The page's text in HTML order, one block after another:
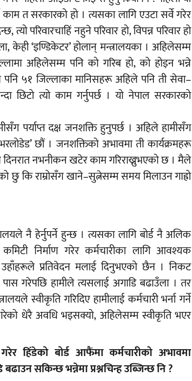
त सरकारको हो । त्यसका लागि एउटा सर्वे गरेर
परिवारचाहिं नहुने परिवार हो, विपन्न परिवार हो
केही ‘इण्डिकेटर’ होलान् मन्त्रालयका । अहिलेसम्म
अहिलेसम्म पनि को गरिब हो, को होइन भन्ने
५१ जिल्लाका मानिसहरू अहिले पनि ती सेवा–
छिटो त्यो काम गर्नुपर्छ । यो नेपाल सरकारको
पर्याप्त दक्ष जनशक्ति हुनुपर्छ । अहिले हामीसँग
छौं । जनशक्तिको अभावमा ती कार्यक्रमहरू
दिनरात नभनीकन खटेर काम गरिराख्नुभएको छ । मैले
कि राम्रोसँग खाने–सुत्नेसम्म समय मिलाउन गाह्रो
नै हेर्नुपर्ने हुन्छ । त्यसका लागि बोर्ड नै अलिक
निर्माण गरेर कर्मचारीका लागि आवश्यक
प्रतिवेदन मलाई दिनुभएको छैन । निकट
गरेपछि हामीले त्यसलाई अगाडि बढाउँला । तर
स्वीकृति गरिदिए हामीलाई कर्मचारी भर्ना गर्ने
धेरै अवधि भइसक्यो, अहिलेसम्म स्वीकृति भएर
हिंडेको बोर्ड आफैंमा कर्मचारीको अभावमा
सकिन्छ भन्नेमा प्रश्नचिन्ह उब्जिन्छ नि ?